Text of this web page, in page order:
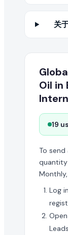
关
Oil in
19
To
Log